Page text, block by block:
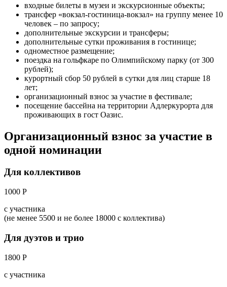
входные билеты в музеи и экскурсионные объекты;
трансфер «вокзал-гостиница-вокзал» на группу менее 10
человек – по запросу;
дополнительные экскурсии и трансферы;
дополнительные сутки проживания в гостинице;
одноместное размещение;
поездка на гольфкаре по Олимпийскому парку (от 300
рублей);
курортный сбор 50 рублей в сутки для лиц старше 18
лет;
организационный взнос за участие в фестивале;
посещение бассейна на территории Адлеркурорта для
проживающих в гост Оазис.
Организационный взнос за участие в
одной номинации
Для коллективов
1000 Р
с участника
(не менее 5500 и не более 18000 с коллектива)
Для дуэтов и трио
1800 Р
с участника